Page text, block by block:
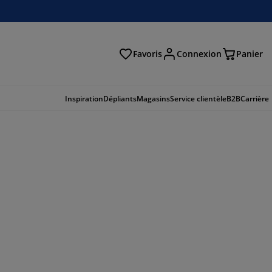
Favoris Connexion Panier
InspirationDépliantsMagasinsService clientèleB2BCarrière